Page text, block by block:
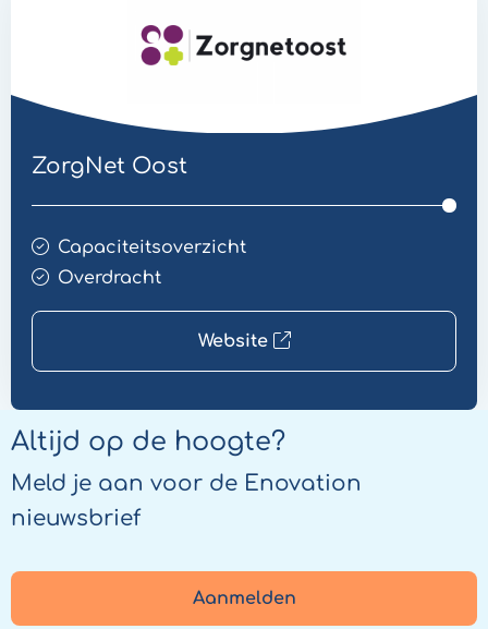
ZorgNet Oost
Capaciteitsoverzicht
Overdracht
Website
Altijd op de hoogte?
Meld je aan voor de Enovation
nieuwsbrief
Aanmelden